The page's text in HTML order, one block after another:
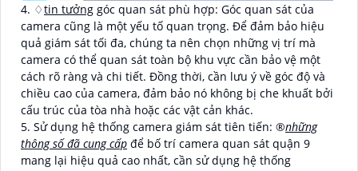
4. ♢tin tưởng góc quan sát phù hợp: Góc quan sát của
camera cũng là một yếu tố quan trọng. Để đảm bảo hiệu
quả giám sát tối đa, chúng ta nên chọn những vị trí mà
camera có thể quan sát toàn bộ khu vực cần bảo vệ một
cách rõ ràng và chi tiết. Đồng thời, cần lưu ý về góc độ và
chiều cao của camera, đảm bảo nó không bị che khuất bởi
cấu trúc của tòa nhà hoặc các vật cản khác.
5. Sử dụng hệ thống camera giám sát tiên tiến: ®️những
thông số đã cung cấp để bố trí camera quan sát quận 9
mang lại hiệu quả cao nhất, cần sử dụng hệ thống